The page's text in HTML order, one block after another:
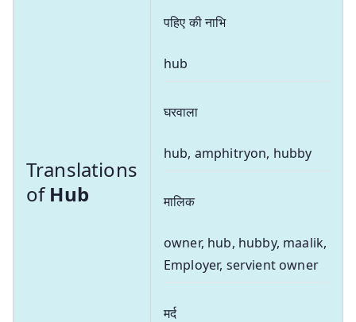
Translations
ofHub
पहिए की नाभि
hub
घरवाला
hub, amphitryon, hubby
मालिक
owner, hub, hubby, maalik,
Employer, servient owner
मर्द